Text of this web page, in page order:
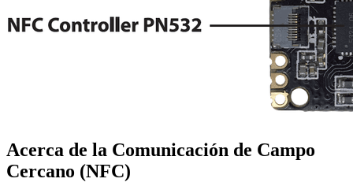
Acerca de la Comunicación de Campo
Cercano (NFC)